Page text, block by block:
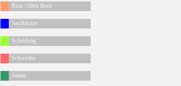
Rom / Altes Rom
Sachbücher
Scheidung
Schweden
Sonne